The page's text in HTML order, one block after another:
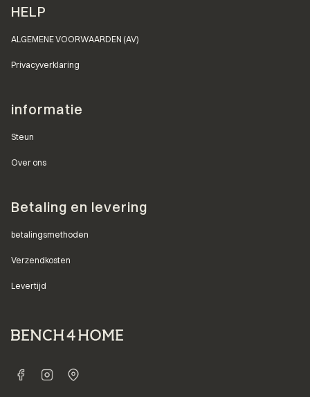
Voettekstmenu
HELP
ALGEMENE VOORWAARDEN (AV)
Privacyverklaring
informatie
Steun
Over ons
Betaling en levering
betalingsmethoden
Verzendkosten
Levertijd